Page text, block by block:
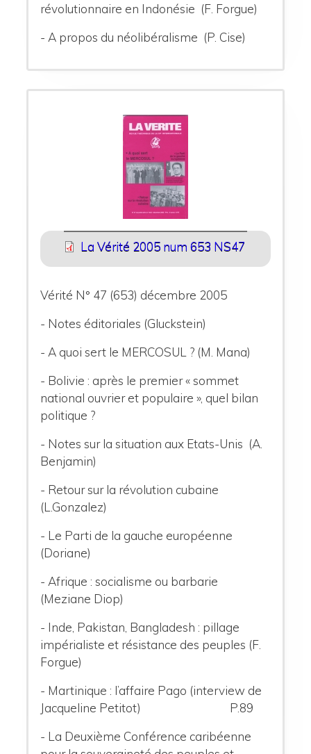
révolutionnaire en Indonésie (F. Forgue)
- A propos du néolibéralisme (P. Cise)
La Vérité 2005 num 653 NS47
Vérité N° 47 (653) décembre 2005
- Notes éditoriales (Gluckstein)
- A quoi sert le MERCOSUL ? (M. Mana)
- Bolivie : après le premier « sommet
national ouvrier et populaire », quel bilan
politique ?
- Notes sur la situation aux Etats-Unis (A.
Benjamin)
- Retour sur la révolution cubaine
(L.Gonzalez)
- Le Parti de la gauche européenne
(Doriane)
- Afrique : socialisme ou barbarie
(Meziane Diop)
- Inde, Pakistan, Bangladesh : pillage
impérialiste et résistance des peuples (F.
Forgue)
- Martinique : l’affaire Pago (interview de
Jacqueline Petitot) P.89
- La Deuxième Conférence caribéenne